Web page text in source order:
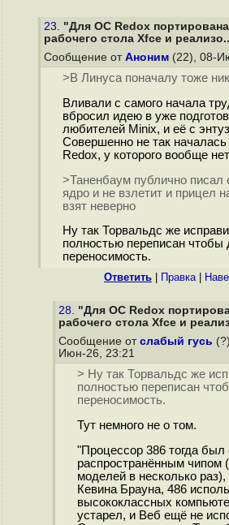
23. "Для ОС Redox
рабочего стола Xfce и
Сообщение от Аноним (22), 08-
>В Линуса поначалу тоже
Вливали с самого начала
вбросил идею в уже
любителей Minix, и её с
Совершенно не так началась
Redox, у которого вообще
>Таненбаум публично писал
ядро и не взлетит и прицел
взят неверно
Ну так Торвальдс же
полностью переписан чтобы
переносимость.
Ответить Правка|
28. "Для ОС Redox
рабочего стола Xfce и
Сообщение от слабый гусь
Июн-26, 23:21
> Ну так Торвальдс же
полностью переписан
переносимость.
Тут немного не о том.
"Процессор 386 тогда
распространённым чипом
моделей в несколько
Кевина Брауна, 486
высококлассных
устарел, и Веб ещё не